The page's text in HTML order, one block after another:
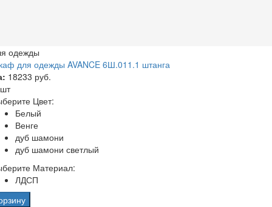
одежды
для одежды AVANCE 6Ш.011.1 штанга
18233 руб.
Цвет:
Белый
Венге
дуб шамони
дуб шамони светлый
Материал:
ЛДСП